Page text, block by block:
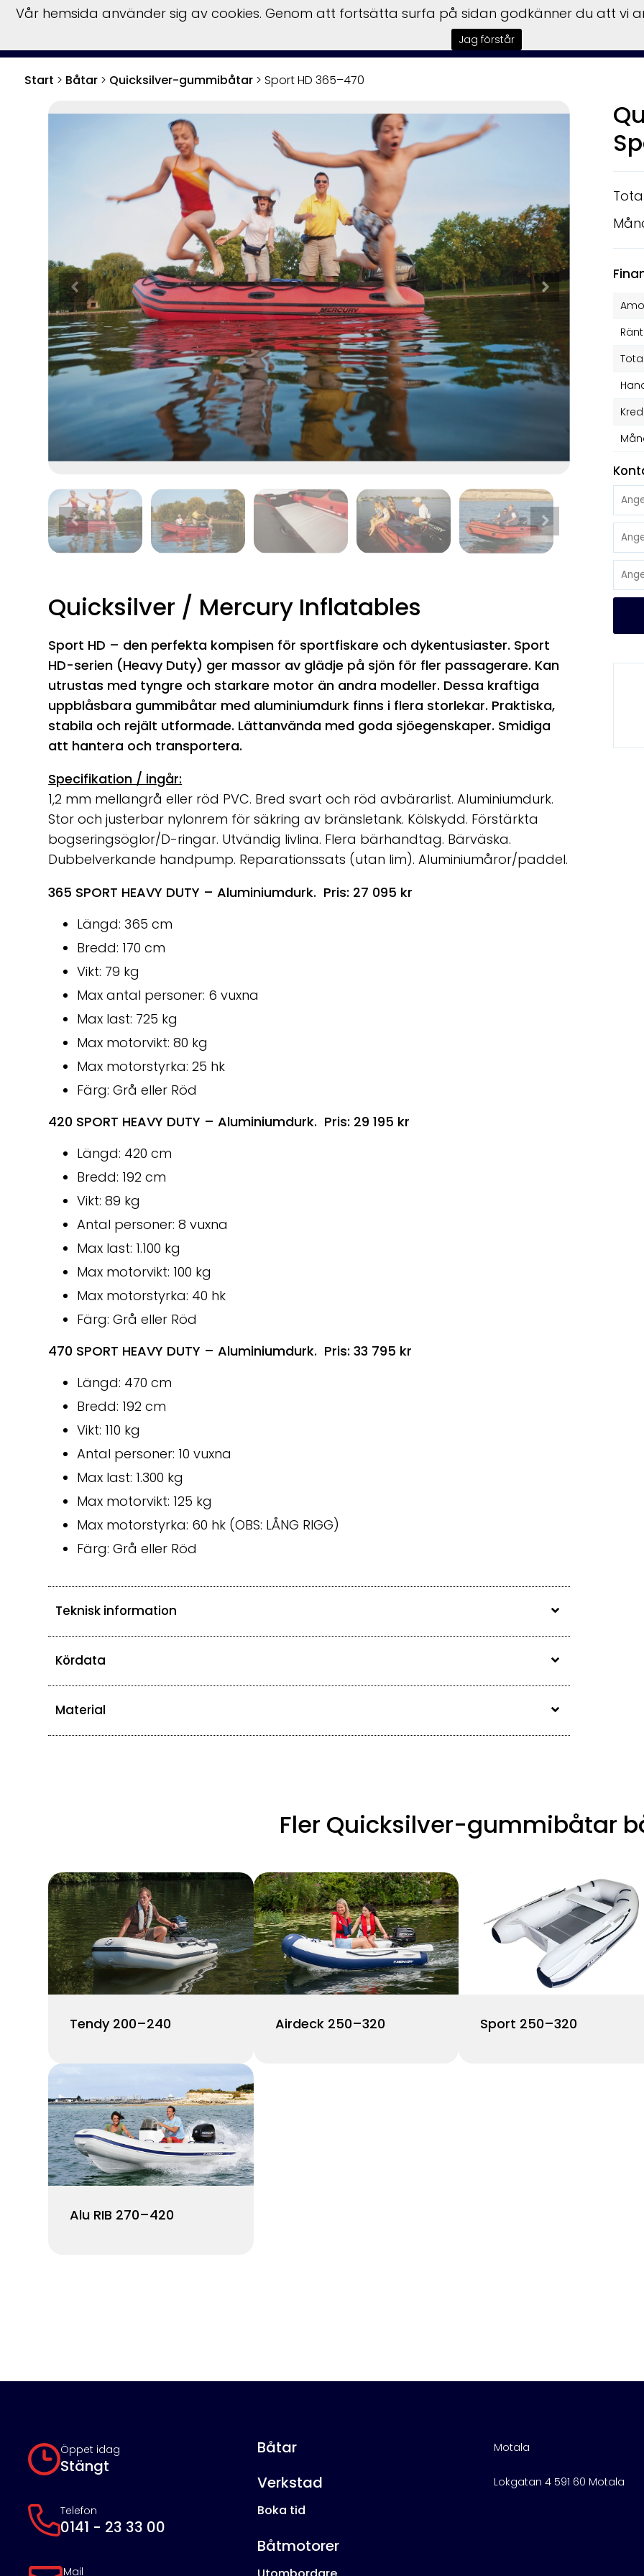
Båttrailer Begagnat
Start > Båtar> Quicksilver-gummibåtar> Sport HD 365–470
Quicksilver / Mercury Inflatables
Sport HD – den perfekta kompisen för sportfiskare och dykentusiaster. Sport
HD-serien (Heavy Duty) ger massor av glädje på sjön för fler passagerare. Kan
utrustas med tyngre och starkare motor än andra modeller. Dessa kraftiga
uppblåsbara gummibåtar med aluminiumdurk finns i flera storlekar. Praktiska,
stabila och rejält utformade. Lättanvända med goda sjöegenskaper. Smidiga
att hantera och transportera.
Specifikation / ingår:
1,2 mm mellangrå eller röd PVC. Bred svart och röd avbärarlist. Aluminiumdurk.
Stor och justerbar nylonrem för säkring av bränsletank. Kölskydd. Förstärkta
bogseringsöglor/D-ringar. Utvändig livlina. Flera bärhandtag. Bärväska.
Dubbelverkande handpump. Reparationssats (utan lim). Aluminiumåror/paddel.
365 SPORT HEAVY DUTY – Aluminiumdurk. Pris: 27 095 kr
Längd: 365 cm
Bredd: 170 cm
Vikt: 79 kg
Max antal personer: 6 vuxna
Max last: 725 kg
Max motorvikt: 80 kg
Max motorstyrka: 25 hk
Färg: Grå eller Röd
420 SPORT HEAVY DUTY – Aluminiumdurk. Pris: 29 195 kr
Längd: 420 cm
Bredd: 192 cm
Vikt: 89 kg
Antal personer: 8 vuxna
Max last: 1.100 kg
Max motorvikt: 100 kg
Max motorstyrka: 40 hk
Färg: Grå eller Röd
470 SPORT HEAVY DUTY – Aluminiumdurk. Pris: 33 795 kr
Längd: 470 cm
Bredd: 192 cm
Vikt: 110 kg
Antal personer: 10 vuxna
Max last: 1.300 kg
Max motorvikt: 125 kg
Max motorstyrka: 60 hk (OBS: LÅNG RIGG)
Färg: Grå eller Röd
Teknisk information
Kördata
Material
Fler Quicksilver-gummibåtar
Tendy 200–240 Airdeck 250–320 Sport 250–320
Alu RIB 270–420
Öppet idag
Stängt
Telefon
0141 - 23 33 00
Mail
Båtar
Verkstad
Boka tid
Båtmotorer
Motala
Lokgatan 4 591 60 Motala
Vår hemsida använder sig av cookies. Genom att fortsätta surfa på sidan godkänner du att vi
Jag förstår